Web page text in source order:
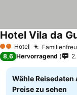
2 Sterne
Hotel
Hotel Vila da
8,6 Hervorragend
Wähle Reisedaten
Preise zu sehen